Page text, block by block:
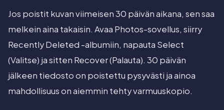
Jos poistit kuvan viimeisen 30 päivän aikana, sen saa
melkein aina takaisin. Avaa Photos-sovellus, siirry
Recently Deleted -albumiin, napauta Select
(Valitse) ja sitten Recover (Palauta). 30 päivän
jälkeen tiedosto on poistettu pysyvästi ja ainoa
mahdollisuus on aiemmin tehty varmuuskopio.